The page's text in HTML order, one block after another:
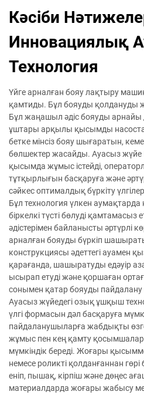
Кәсіби
Инновациялық
Технология
Үйге арналған бояу лақтыру
қамтиды. Бұл бояуды
Бұл жаңашыл әдіс бояуды арнайы
ұштары арқылы қысымды
бетке мінсіз бояу шығаратын,
бөлшектер жасайды. Ауасыз жүйе
қысымда жұмыс істейді,
тұтқырлығын басқаруға және
сәйкес оптималдық бүркіту
Бұл технология үлкен аумақтарда
біркелкі түсті бөлуді қамтамасыз
әдістерімен байланысты әртүрлі
арналған бояуды бүркіп
конструкциясы әдеттегі ауамен
қарағанда, шашыратуды едәуір
ысырап етуді және қоршаған
сонымен қатар бояуды пайдалану
Ауасыз жүйедегі озық ұшқыш
үлгі формасын дәл басқаруға
пайдаланушыларға жабдықты
жұмыс пен кең қамту
мүмкіндік береді. Жоғары
немесе роликті қолданғаннан гөрі
еніп, пышақ, кірпіш және дөңес
материалдарда жоғары жабысу